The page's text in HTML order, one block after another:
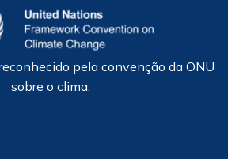
pela convenção da ONU
sobre o clima.